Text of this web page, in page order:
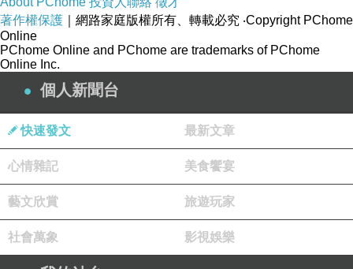
全民英檢初級試題下載 免費線上英文家教 推薦
英文怎麼學日常英文對話 英文學習軟體英文補習
班中壢 英文怎麼學 學英文影片看漫畫學英文 英
文網生活英文會話 英語從頭學下載 日常英文會
活對話 英文線上學習 ?英文的方法全名英檢 成人
美語 學英文 影片伴讀 英文 英單字
立即了解學習英文
免費英文網站 學語言 長袍OUT！ 彭于晏黃飛
鴻露肌裝顛覆經典
著作權保護 ｜網路家庭版權所有、轉載必究 ‧Copyright PChome
Online
PChome Online and PChome are trademarks of PChome
Online Inc.
個人新聞台
快速發文 最新文章
心情雜記 美食饗宴
藝文欣賞 旅遊玩家
社會萬象 影視娛樂